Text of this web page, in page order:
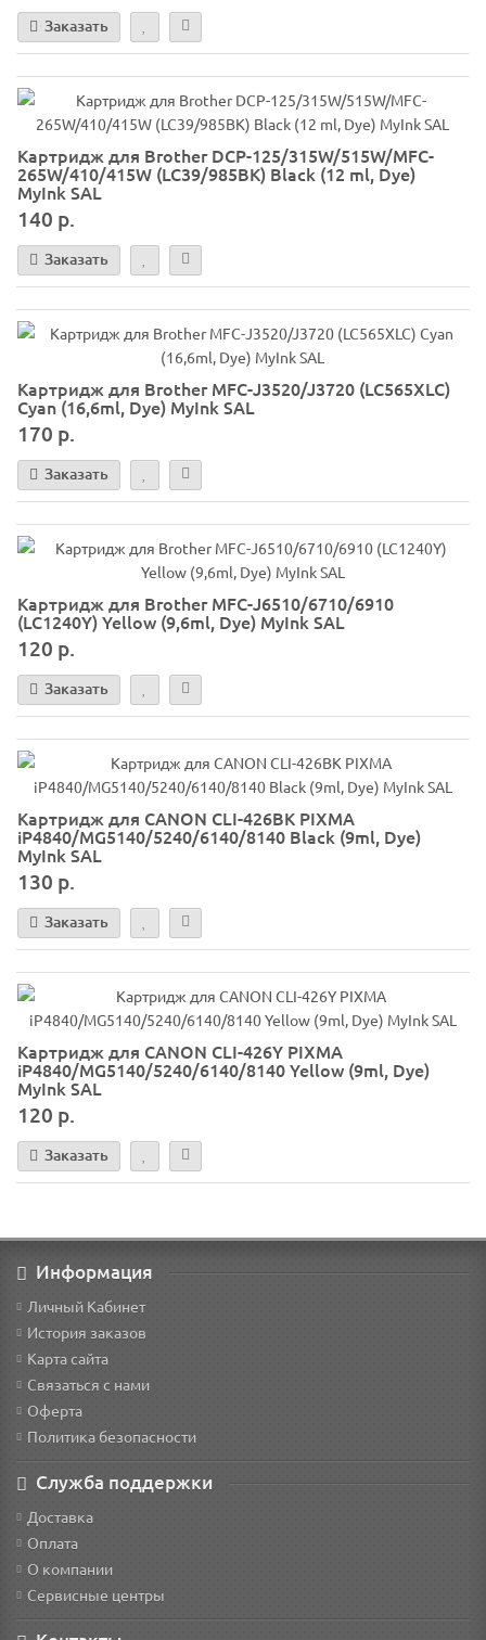
Заказать
Картридж для Brother DCP-125/315W/515W/MFC-
265W/410/415W (LC39/985BK) Black (12 ml, Dye)
MyInk SAL
140 р.
Заказать
Картридж для Brother MFC-J3520/J3720 (LC565XLC)
Cyan (16,6ml, Dye) MyInk SAL
170 р.
Заказать
Картридж для Brother MFC-J6510/6710/6910
(LC1240Y) Yellow (9,6ml, Dye) MyInk SAL
120 р.
Заказать
Картридж для CANON CLI-426BK PIXMA
iP4840/MG5140/5240/6140/8140 Black (9ml, Dye)
MyInk SAL
130 р.
Заказать
Картридж для CANON CLI-426Y PIXMA
iP4840/MG5140/5240/6140/8140 Yellow (9ml, Dye)
MyInk SAL
120 р.
Заказать
Информация
Личный Кабинет
История заказов
Карта сайта
Связаться с нами
Оферта
Политика безопасности
Служба поддержки
Доставка
Оплата
О компании
Сервисные центры